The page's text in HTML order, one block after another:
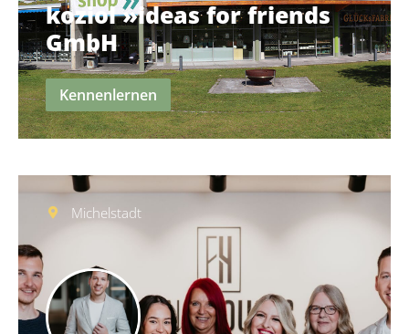
koziol »ideas for friends
GmbH
Kennenlernen
Michelstadt